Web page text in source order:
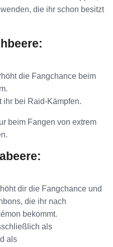
die ihr schon besitzt
die Fangchance beim
ihr bei Raid-Kämpfen.
beim Fangen von extrem
dir die Fangchance und
die ihr nach
bekommt.
als
als